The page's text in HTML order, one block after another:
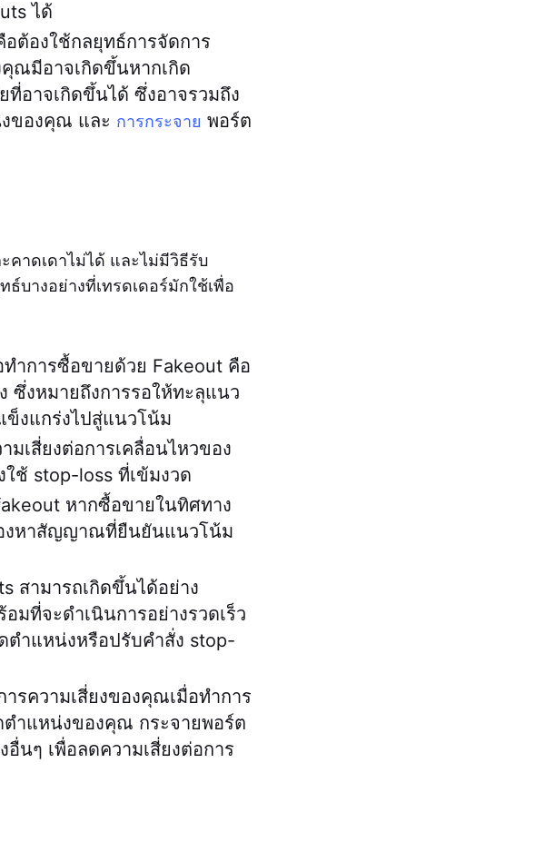
ได้
ต้องใช้กลยุทธ์การจัดการ
คุณมีอาจเกิดขึ้นหากเกิด
อาจเกิดขึ้นได้ ซึ่งอาจรวมถึง
ของคุณ และ การกระจาย พอร์ต
คาดเดาไม่ได้ และไม่มีวิธีรับ
บางอย่างที่เทรดเดอร์มักใช้เพื่อ
ำการซื้อขายด้วย Fakeout คือ
ซึ่งหมายถึงการรอให้ทะลุแนว
ข็งแกร่งไปสู่แนวโน้ม
มเสี่ยงต่อการเคลื่อนไหวของ
ช้ stop-loss ที่เข้มงวด
หากซื้อขายในทิศทาง
องหาสัญญาณที่ยืนยันแนวโน้ม
สามารถเกิดขึ้นได้อย่าง
มที่จะดำเนินการอย่างรวดเร็ว
ตำแหน่งหรือปรับคำสั่ง stop-
รความเสี่ยงของคุณเมื่อทำการ
ำแหน่งของคุณ กระจายพอร์ต
นๆ เพื่อลดความเสี่ยงต่อการ